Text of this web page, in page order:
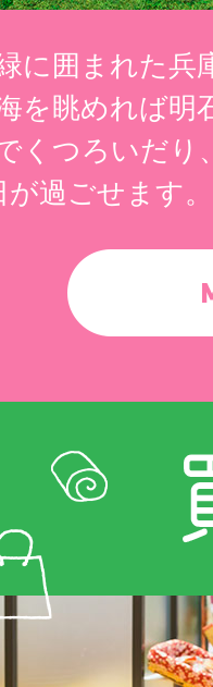
に囲まれた兵
を眺めれば明
くつろいだり
が過ごせます。